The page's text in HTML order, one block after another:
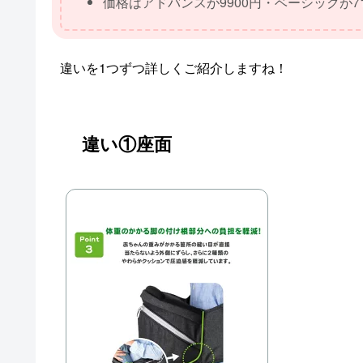
違いを1つずつ詳しくご紹介しますね！
違い①座面